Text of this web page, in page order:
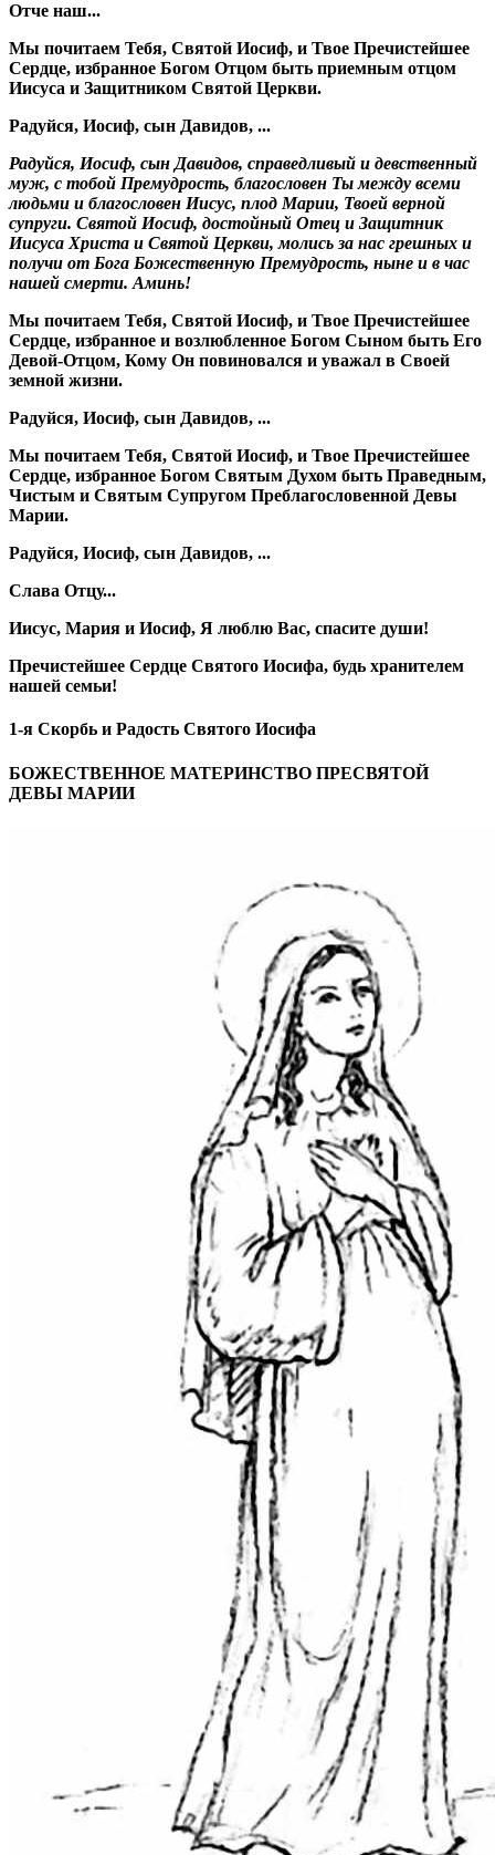
Отче наш...
Мы почитаем Тебя, Святой Иосиф, и Твое Пречистейшее
Сердце, избранное Богом Отцом быть приемным отцом
Иисуса и Защитником Святой Церкви.
Радуйся, Иосиф, сын Давидов, ...
Радуйся, Иосиф, сын Давидов, справедливый и девственный
муж, с тобой Премудрость, благословен Ты между всеми
людьми и благословен Иисус, плод Марии, Твоей верной
супруги. Святой Иосиф, достойный Отец и Защитник
Иисуса Христа и Святой Церкви, молись за нас грешных и
получи от Бога Божественную Премудрость, ныне и в час
нашей смерти. Аминь!
Мы почитаем Тебя, Святой Иосиф, и Твое Пречистейшее
Сердце, избранное и возлюбленное Богом Сыном быть Его
Девой-Отцом, Кому Он повиновался и уважал в Своей
земной жизни.
Радуйся, Иосиф, сын Давидов, ...
Мы почитаем Тебя, Святой Иосиф, и Твое Пречистейшее
Сердце, избранное Богом Святым Духом быть Праведным,
Чистым и Святым Супругом Преблагословенной Девы
Марии.
Радуйся, Иосиф, сын Давидов, ...
Слава Отцу...
Иисус, Мария и Иосиф, Я люблю Вас, спасите души!
Пречистейшее Сердце Святого Иосифа, будь хранителем
нашей семьи!
1-я Скорбь и Радость Святого Иосифа
БОЖЕСТВЕННОЕ МАТЕРИНСТВО ПРЕСВЯТОЙ
ДЕВЫ МАРИИ